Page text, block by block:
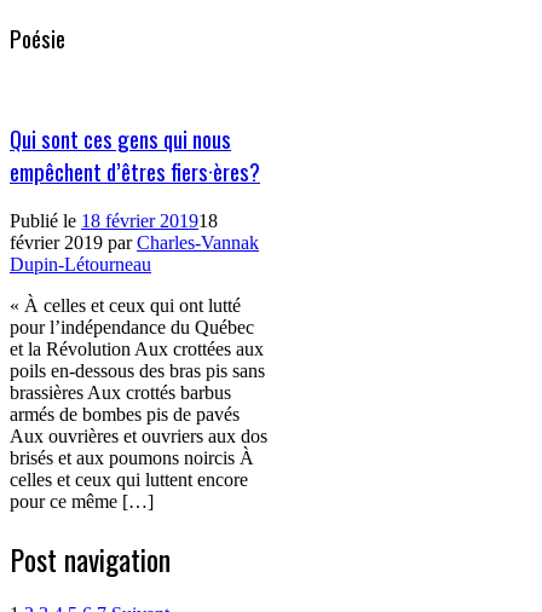
Poésie
Qui sont ces gens qui nous
empêchent d’êtres fiers·ères?
Publié le 18 février 201918
février 2019 parCharles-Vannak
Dupin-Létourneau
« À celles et ceux qui ont lutté
pour l’indépendance du Québec
et la Révolution Aux crottées aux
poils en-dessous des bras pis sans
brassières Aux crottés barbus
armés de bombes pis de pavés
Aux ouvrières et ouvriers aux dos
brisés et aux poumons noircis À
celles et ceux qui luttent encore
pour ce même […]
Post navigation